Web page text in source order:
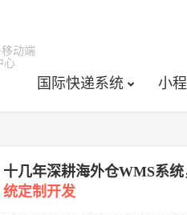
移动端
心
国际快递系统 小
十几年深耕海外仓WMS系
统定制开发